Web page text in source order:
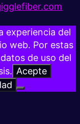
experiencia del
web. Por estas
de uso del
Acepte